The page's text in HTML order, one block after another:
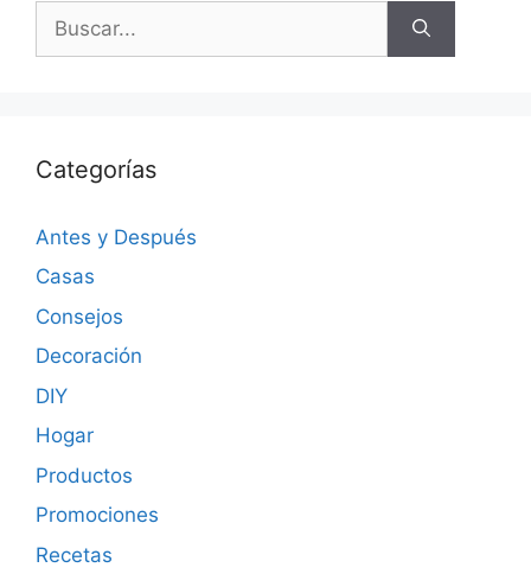
Categorías
Antes y Después
Casas
Consejos
Decoración
DIY
Hogar
Productos
Promociones
Recetas